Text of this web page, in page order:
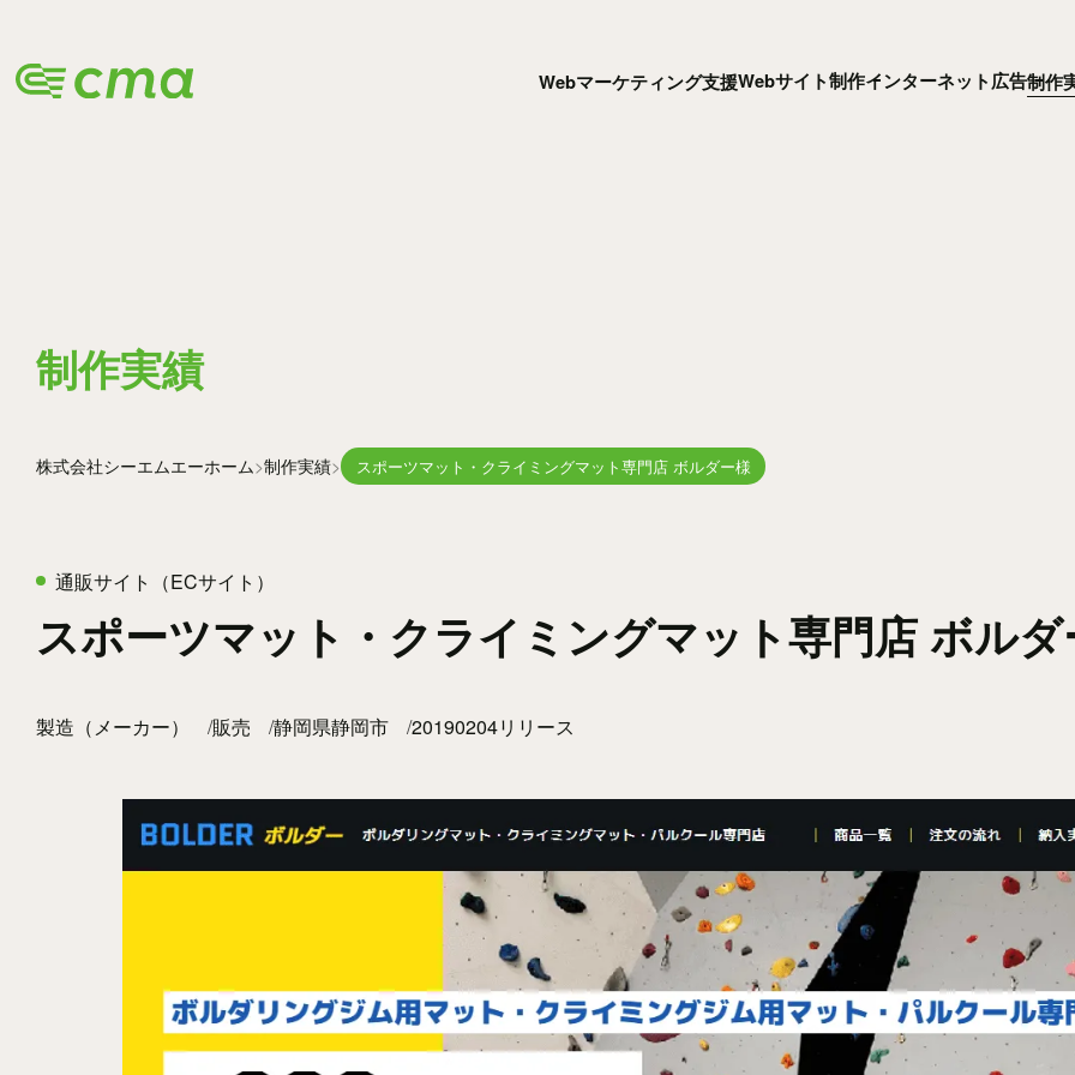
Webマーケティング支援Webサイト制作インターネット広告制作
制作実績
株式会社シーエムエーホーム 制作実績 スポーツマット・クライミングマット専門店 ボルダー様
通販サイト（ECサイト）
スポーツマット・クライミングマット専門店 ボルダ
製造（メーカー） 販売 静岡県静岡市 20190204リリース